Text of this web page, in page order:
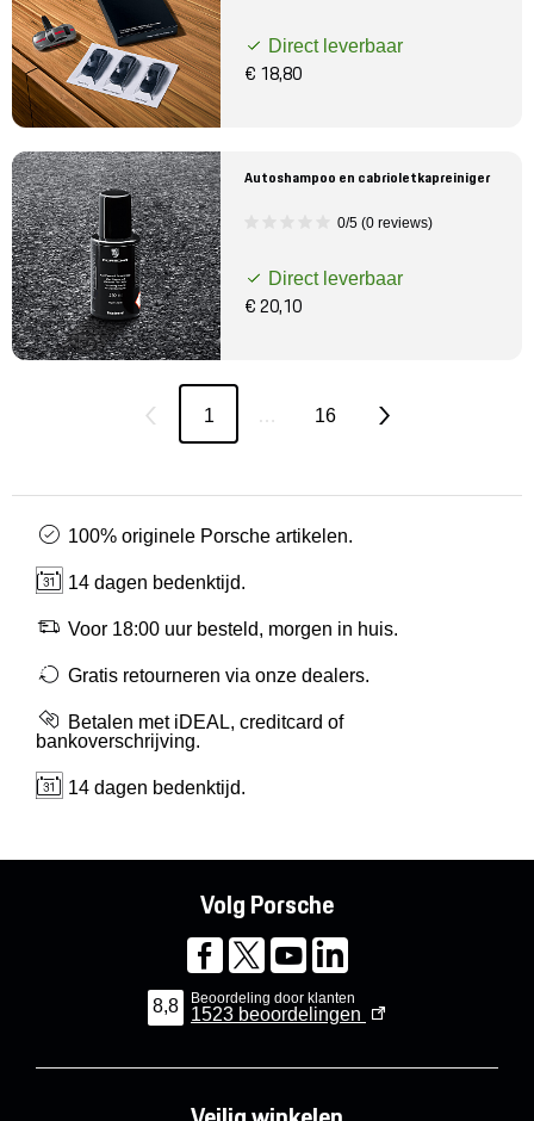
Direct leverbaar
€ 18,80
Autoshampoo en cabrioletkapreiniger
0/5 (0 reviews)
Direct leverbaar
€ 20,10
1 … 16
100% originele Porsche artikelen.
14 dagen bedenktijd.
Voor 18:00 uur besteld, morgen in huis.
Gratis retourneren via onze dealers.
Betalen met iDEAL, creditcard of
bankoverschrijving.
14 dagen bedenktijd.
Volg Porsche
8,8 Beoordeling door klanten
1523 beoordelingen